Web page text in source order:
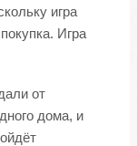
игра
Игра
от
дома, и